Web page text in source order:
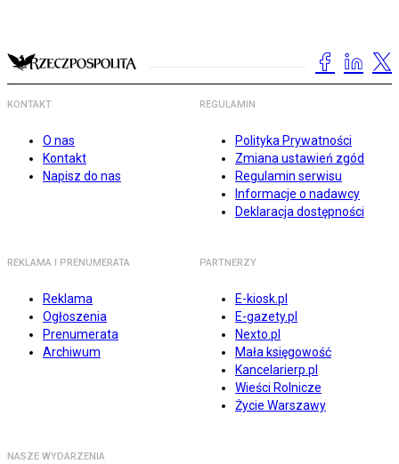
KONTAKT
O nas
Kontakt
Napisz do nas
REGULAMIN
Polityka Prywatności
Zmiana ustawień zgód
Regulamin serwisu
Informacje o nadawcy
Deklaracja dostępności
REKLAMA I PRENUMERATA
Reklama
Ogłoszenia
Prenumerata
Archiwum
PARTNERZY
E-kiosk.pl
E-gazety.pl
Nexto.pl
Mała księgowość
Kancelarierp.pl
Wieści Rolnicze
Życie Warszawy
NASZE WYDARZENIA